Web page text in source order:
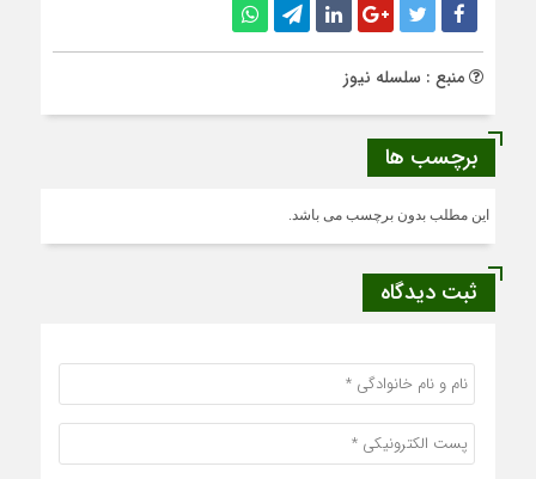
منبع : سلسله نیوز
برچسب ها
این مطلب بدون برچسب می باشد.
ثبت دیدگاه